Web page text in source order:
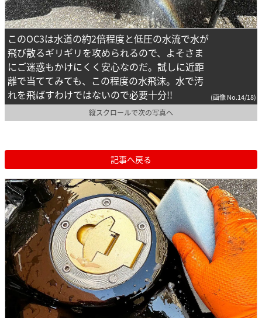
このOC3は水道の約2倍程度と低圧の水流で水が
飛び散るギリギリを攻められるので、よそさま
にご迷惑もかけにくく安心なのだ。試しに近距
離で当ててみても、この程度の水飛沫。水で汚
れを飛ばすわけではないので必要十分!!
(画像 No.14/18)
縦スクロールで次の写真へ
記事へ戻る